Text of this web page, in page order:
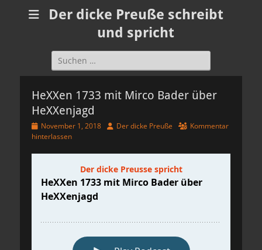
Der dicke Preuße schreibt
und spricht
Suchen
nach:
HeXXen 1733 mit Mirco Bader über
HeXXenjagd
Veröffentlicht
am
November 1, 2018 AutorDer dicke Preuße
Kommentar
hinterlassen